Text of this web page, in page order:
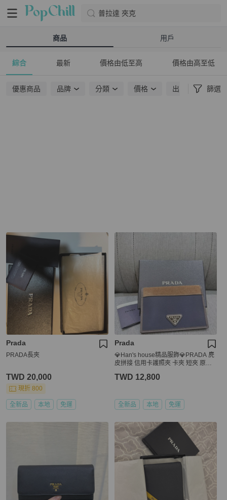
普拉達 夾克
商品 用戶
綜合 最新 價格由低至高 價格由高至低
優惠商品 品牌 分類 價格 出貨地點 篩選
Prada
PRADA長夾
TWD 20,000
現折 800
全新品 本地 免運
Prada
💎Han's house精品服飾💎PRADA 麂
皮拼接 信用卡護照夾 卡夾 短夾 原價2
TWD 12,800
全新品 本地 免運